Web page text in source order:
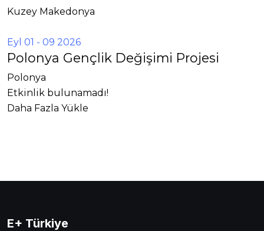
Kuzey Makedonya
Eyl 01 - 09 2026
Polonya Gençlik Değişimi Projesi
Polonya
Etkinlik bulunamadı!
Daha Fazla Yükle
E+ Türkiye